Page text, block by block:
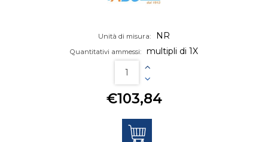
Unità di misura: NR
Quantitativi ammessi: multipli di 1X
€103,84